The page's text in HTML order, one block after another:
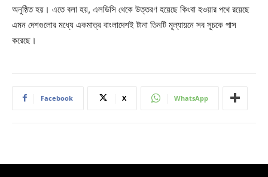
অনুষ্ঠিত হয়। এতে বলা হয়, এলডিসি থেকে উত্তরণ হয়েছে কিংবা হওয়ার পথে রয়েছে
এমন দেশগুলোর মধ্যে একমাত্র বাংলাদেশই টানা তিনটি মূল্যায়নে সব সূচকে পাস
করেছে।
Facebook X WhatsApp